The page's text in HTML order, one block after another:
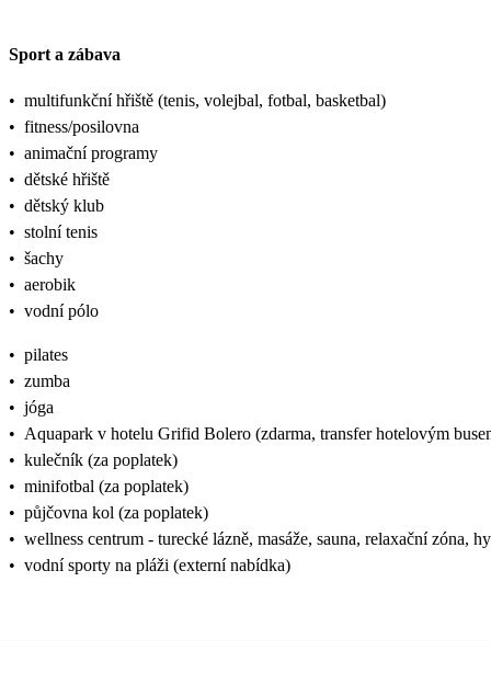
Sport a zábava
• multifunkční hřiště (tenis, volejbal, fotbal, basketbal)
• fitness/posilovna
• animační programy
• dětské hřiště
• dětský klub
• stolní tenis
• šachy
• aerobik
• vodní pólo
• pilates
• zumba
• jóga
• Aquapark v hotelu Grifid Bolero (zdarma, transfer hotelovým
• kulečník (za poplatek)
• minifotbal (za poplatek)
• půjčovna kol (za poplatek)
• wellness centrum - turecké lázně, masáže, sauna, relaxační zóna,
• vodní sporty na pláži (externí nabídka)